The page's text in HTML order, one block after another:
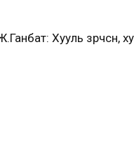
Ж.Ганбат: Хууль зөрчсөн,